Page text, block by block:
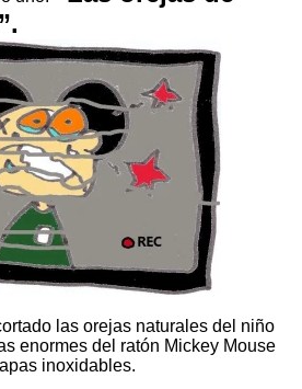
las orejas naturales del niño
enormes del ratón Mickey Mouse
inoxidables.